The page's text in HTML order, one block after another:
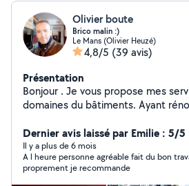
Olivier boute
Brico malin :)
Le Mans (Olivier Heuzé)
4,8/5 (39 avis)
Présentation
Bonjour . Je vous propose mes
domaines du bâtiments. Ayant
Dernier avis laissé par Emilie : 5/5
Il y a plus de 6 mois
A l heure personne agréable fait du bon travail soignée travail
proprement je recommande